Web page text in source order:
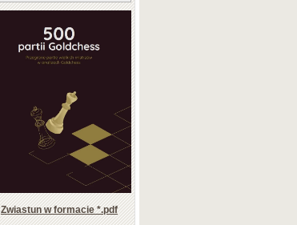
Zwiastun w formacie *.pdf